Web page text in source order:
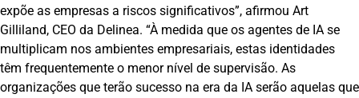
expõe as empresas a riscos significativos”, afirmou Art
Gilliland, CEO da Delinea. “À medida que os agentes de IA se
multiplicam nos ambientes empresariais, estas identidades
têm frequentemente o menor nível de supervisão. As
organizações que terão sucesso na era da IA serão aquelas que